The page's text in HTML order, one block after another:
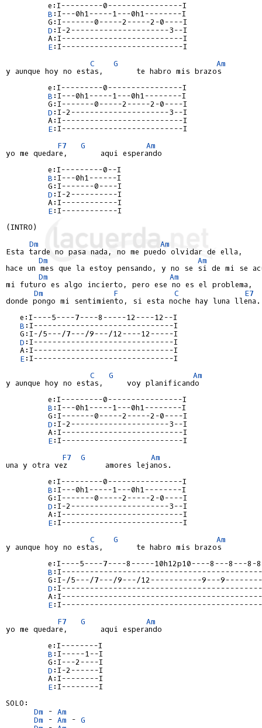
         e:I---------0----------------I
B :I---0h1-----1---0h1--------I
         G:I-------0-----2-----2-0----I
D :I-2---------------------3--I
         A:I--------------------------I
E:I--------------------------I
C
G
Am
y aunque hoy no estas,       te habro mis brazos
         e:I---------0----------------I
B :I---0h1-----1---0h1--------I
         G:I-------0-----2-----2-0----I
D :I-2---------------------3--I
         A:I--------------------------I
E:I--------------------------I
F7
G
Am
yo me quedare,       aqui esperando
         e:I---------0--I
B :I---0h1------I
         G:I-------0----I
D :I-2----------I
         A:I------------I
E:I------------I
(INTRO)
Dm
Am
Esta tarde no pasa nada, no me puedo olvidar de ella,
Dm
Am
hace un mes que la estoy pensando, y no se si de mi se
Dm
Am
mi futuro es algo incierto, pero ese no es el problema,
Dm
F C
E7
donde pongo mi sentimiento, si esta noche hay luna llena.
   e:I----5----7----8-----12----12--I
B :I------------------------------I
   G:I-/5---/7---/9---/12----12-----I
D :I------------------------------I
   A:I------------------------------I
E:I------------------------------I
C
G
Am
y aunque hoy no estas,     voy planificando
         e:I---------0----------------I
B :I---0h1-----1---0h1--------I
         G:I-------0-----2-----2-0----I
D :I-2---------------------3--I
         A:I--------------------------I
E:I--------------------------I
F7
G
Am
una y otra vez        amores lejanos.
         e:I---------0----------------I
B :I---0h1-----1---0h1--------I
         G:I-------0-----2-----2-0----I
D :I-2---------------------3--I
         A:I--------------------------I
E:I--------------------------I
C
G
Am
y aunque hoy no estas,       te habro mis brazos
e:I----5----7----8-----10h12p10----8---8---8-
B
G:I-/5---/7---/9---/12-----------9---
D
E
F7
G
Am
yo me quedare,       aqui esperando
         e:I--------I
B :I-----1--I
         G:I---2----I
D :I-2------I
         A:I--------I
E:I--------I
SOLO:
Dm - Am
Dm - Am - G